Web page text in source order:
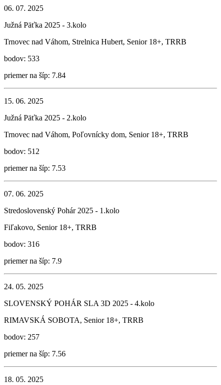
06. 07. 2025
Južná Päťka 2025 - 3.kolo
Trnovec nad Váhom, Strelnica Hubert, Senior 18+, TRRB
bodov: 533
priemer na šíp: 7.84
15. 06. 2025
Južná Päťka 2025 - 2.kolo
Trnovec nad Váhom, Poľovnícky dom, Senior 18+, TRRB
bodov: 512
priemer na šíp: 7.53
07. 06. 2025
Stredoslovenský Pohár 2025 - 1.kolo
Fiľakovo, Senior 18+, TRRB
bodov: 316
priemer na šíp: 7.9
24. 05. 2025
SLOVENSKÝ POHÁR SLA 3D 2025 - 4.kolo
RIMAVSKÁ SOBOTA, Senior 18+, TRRB
bodov: 257
priemer na šíp: 7.56
18. 05. 2025